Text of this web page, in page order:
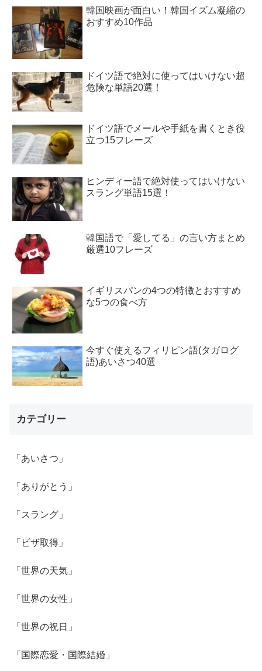
韓国映画が面白い！韓国イズム凝縮の
おすすめ10作品
ドイツ語で絶対に使ってはいけない超
危険な単語20選！
ドイツ語でメールや手紙を書くとき役
立つ15フレーズ
ヒンディー語で絶対使ってはいけない
スラング単語15選！
韓国語で「愛してる」の言い方まとめ
厳選10フレーズ
イギリスパンの4つの特徴とおすすめ
な5つの食べ方
今すぐ使えるフィリピン語(タガログ
語)あいさつ40選
カテゴリー
「あいさつ」
「ありがとう」
「スラング」
「ビザ取得」
「世界の天気」
「世界の女性」
「世界の祝日」
「国際恋愛・国際結婚」